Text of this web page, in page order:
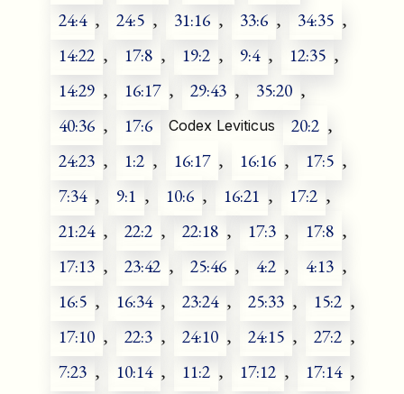
24:4 , 24:5 , 31:16 , 33:6 , 34:35 ,
14:22 , 17:8 , 19:2 , 9:4 , 12:35 ,
14:29 , 16:17 , 29:43 , 35:20 ,
40:36 , 17:6 Codex Leviticus 20:2 ,
24:23 , 1:2 , 16:17 , 16:16 , 17:5 ,
7:34 , 9:1 , 10:6 , 16:21 , 17:2 ,
21:24 , 22:2 , 22:18 , 17:3 , 17:8 ,
17:13 , 23:42 , 25:46 , 4:2 , 4:13 ,
16:5 , 16:34 , 23:24 , 25:33 , 15:2 ,
17:10 , 22:3 , 24:10 , 24:15 , 27:2 ,
7:23 , 10:14 , 11:2 , 17:12 , 17:14 ,